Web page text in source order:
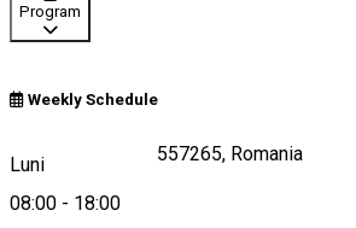
Program
Weekly Schedule
Luni
08:00 - 18:00
DN14, Șura Mare 557265, Romania